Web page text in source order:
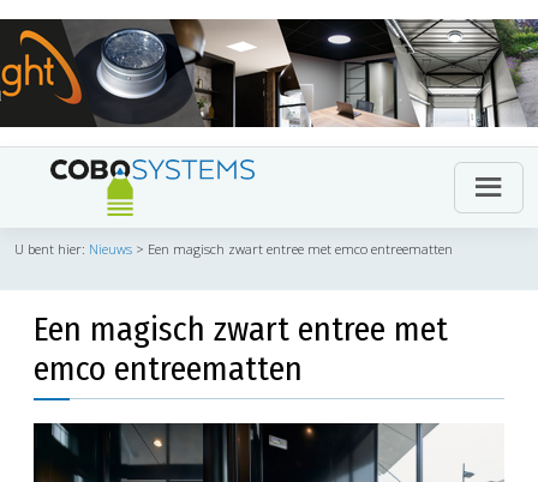
U bent hier: Nieuws > Een magisch zwart entree met emco entreematten
Een magisch zwart entree met
emco entreematten